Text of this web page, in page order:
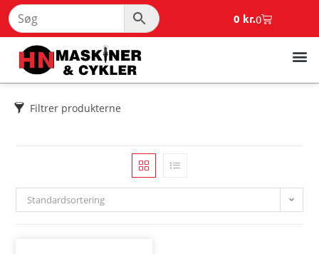
0 kr.0
Filtrer produkterne
Standardsortering